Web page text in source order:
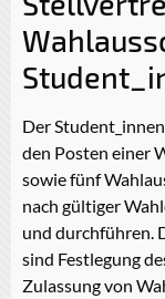
Der
den Posten einer
sowie fünf
nach gültiger
und durchführen.
sind Festlegung
Zulassung von